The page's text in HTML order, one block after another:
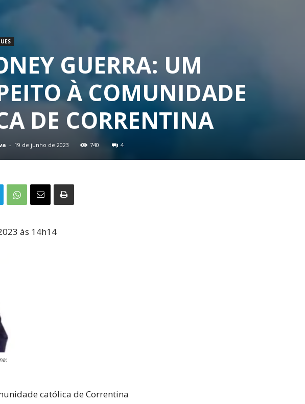
GUERRA: UM
À COMUNIDADE
DE CORRENTINA
- 19 de junho de 2023 740 4
às 14h14
católica de Correntina